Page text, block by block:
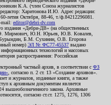
К.А. (член Союза журналистов
Харитонова И.Ю. Адрес редакции:
летия Октября, 88-46, т./ф.84212296081.
mail: editor@debri-dv.com
издания «Дебри-ДВ» (на общественных
Мирмович, Ю.Н. Юрьев, Ю.В. Ковалев,
Б.М. Сухинин, О.В. Егорова
номер) ЭЛ № ФС77-45537 выдано
технологий и массовых
распространения: Российская
частный архив, в соответствии с ФЗ
, согласно п. 2 ст. 13 «Создание архивов».
и журналов, изданные книги, а также
к архивным документам является
вышеобозначенного закона. Архивные
согласно ст.ст. 1275, 1276, 1306